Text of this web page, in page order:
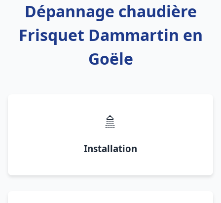
Dépannage chaudière
Frisquet Dammartin en
Goële
🚿
Installation